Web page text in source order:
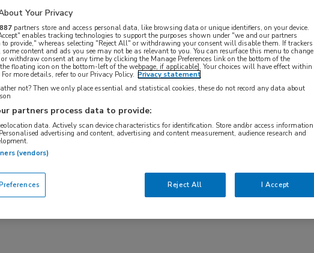
Adviseur
vacatures.Bekijk welke functie en
op uw nieuwe baan via
Your Privacy
887 partners store and access personal data, like browsing data or unique identifiers, on your device.
enables tracking technologies to support the purposes shown under "we and our partners
to provide," whereas selecting "Reject All" or withdrawing your consent will disable them. If trackers
some content and ads you see may not be as relevant to you. You can resurface this menu to change
or withdraw consent at any time by clicking the Manage Preferences link on the bottom of the
floating icon on the bottom-left of the webpage, if applicable]. Your choices will have effect within
more details, refer to our Privacy Policy. Privacy statement
not? Then we only place essential and statistical cookies, these do not record any data about
partners process data to provide:
data. Actively scan device characteristics for identification. Store and/or access information
advertising and content, advertising and content measurement, audience research and
(vendors)
Reject All I Accept